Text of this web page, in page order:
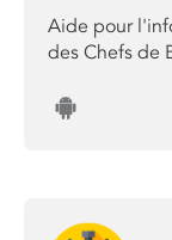
Aide pour
des Chefs de